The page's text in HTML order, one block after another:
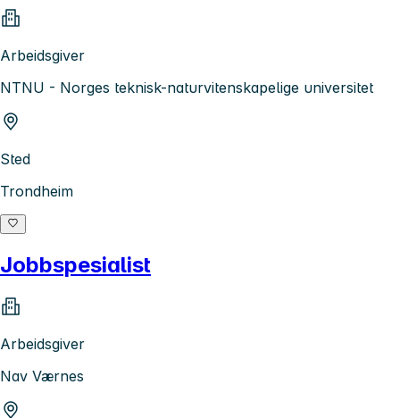
Arbeidsgiver
NTNU - Norges teknisk-naturvitenskapelige universitet
Sted
Trondheim
Jobbspesialist
Arbeidsgiver
Nav Værnes